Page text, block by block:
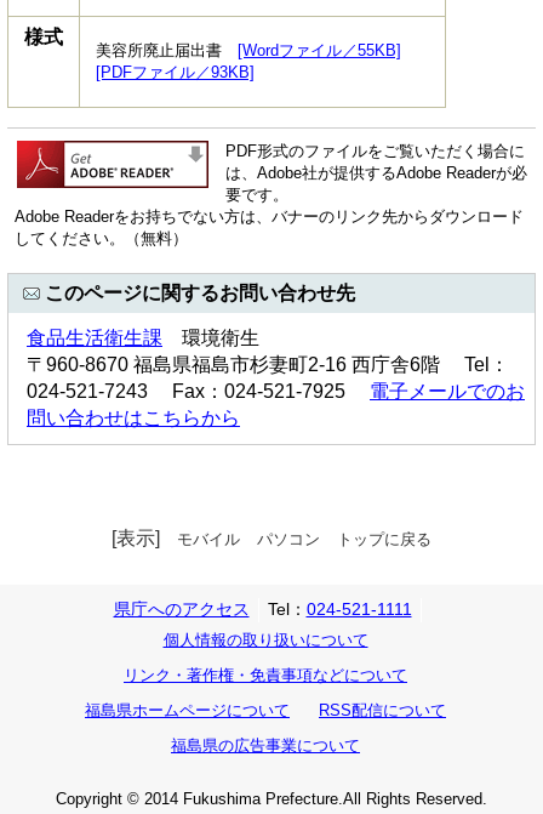
様式
美容所廃止届出書
[Wordファイル／55KB]
[PDFファイル／93KB]
PDF形式のファイルをご覧いただく場合に
は、Adobe社が提供するAdobe Readerが必
要です。
Adobe Readerをお持ちでない方は、バナーのリンク先からダウンロード
してください。（無料）
このページに関するお問い合わせ先
食品生活衛生課 環境衛生
〒960-8670 福島県福島市杉妻町2-16 西庁舎6階 Tel：
024-521-7243 Fax：024-521-7925 電子メールでのお
問い合わせはこちらから
[表示] モバイル パソコン トップに戻る
県庁へのアクセス Tel： 024-521-1111
個人情報の取り扱いについて
リンク・著作権・免責事項などについて
福島県ホームページについて
RSS配信について
福島県の広告事業について
Copyright © 2014 Fukushima Prefecture.All Rights Reserved.